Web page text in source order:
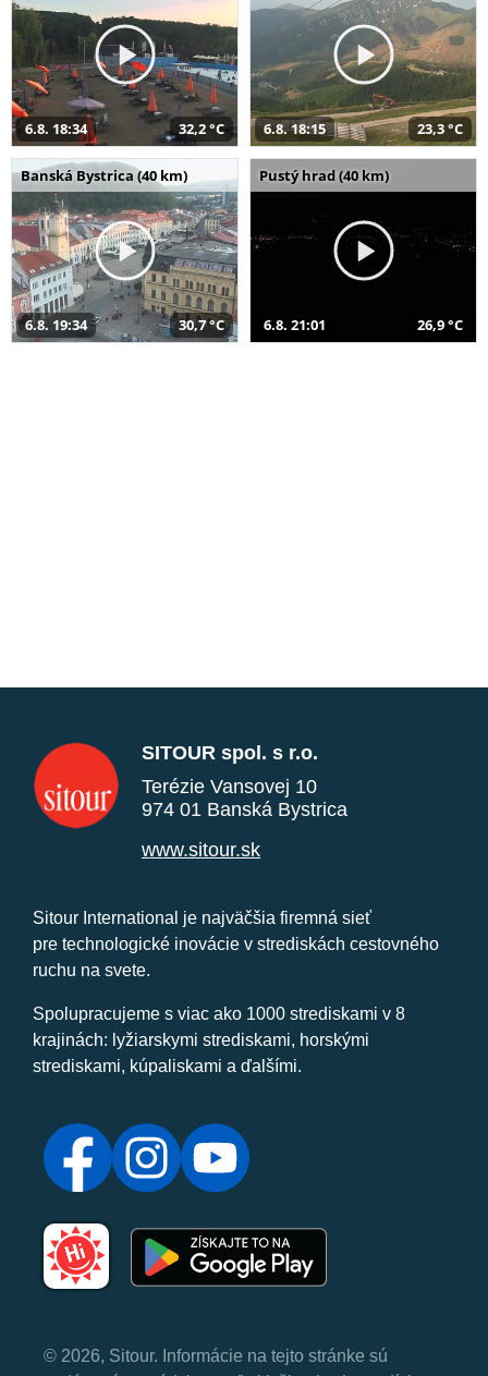
6.8. 18:34 32,2 °C 6.8. 18:15 23,3 °C
Banská Bystrica (40 km)
6.8. 19:34 30,7 °C
Pustý hrad (40 km)
6.8. 21:01 26,9 °C
SITOUR spol. s r.o.
Terézie Vansovej 10
974 01 Banská Bystrica
www.sitour.sk
Sitour International je najväčšia firemná sieť
pre technologické inovácie v strediskách cestovného
ruchu na svete.
Spolupracujeme s viac ako 1000 strediskami v 8
krajinách: lyžiarskymi strediskami, horskými
strediskami, kúpaliskami a ďalšími.
© 2026, Sitour. Informácie na tejto stránke sú